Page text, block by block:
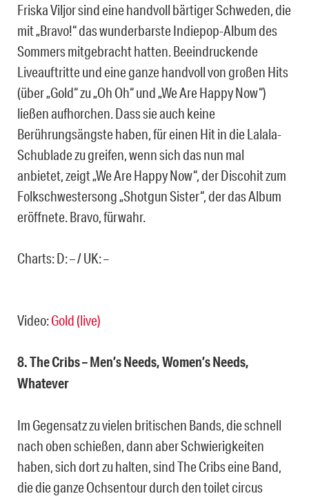
Friska Viljor sind eine handvoll bärtiger Schweden, die
mit „Bravo!“ das wunderbarste Indiepop-Album des
Sommers mitgebracht hatten. Beeindruckende
Liveauftritte und eine ganze handvoll von großen Hits
(über „Gold“ zu „Oh Oh“ und „We Are Happy Now“)
ließen aufhorchen. Dass sie auch keine
Berührungsängste haben, für einen Hit in die Lalala-
Schublade zu greifen, wenn sich das nun mal
anbietet, zeigt „We Are Happy Now“, der Discohit zum
Folkschwestersong „Shotgun Sister“, der das Album
eröffnete. Bravo, fürwahr.
Charts: D: – / UK: –
Video:Gold (live)
8. The Cribs – Men’s Needs, Women’s Needs,
Whatever
Im Gegensatz zu vielen britischen Bands, die schnell
nach oben schießen, dann aber Schwierigkeiten
haben, sich dort zu halten, sind The Cribs eine Band,
die die ganze Ochsentour durch den toilet circus